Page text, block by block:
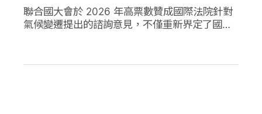
聯合國大會於 2026 年高票數贊成國際法院針對
氣候變遷提出的諮詢意見，不僅重新界定了國際
律責任的承諾。